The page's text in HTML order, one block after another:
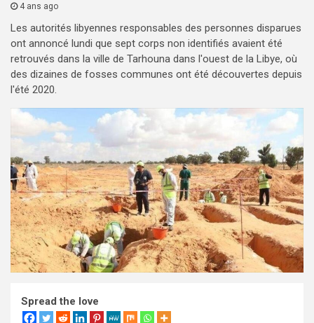
4 ans ago
Les autorités libyennes responsables des personnes disparues
ont annoncé lundi que sept corps non identifiés avaient été
retrouvés dans la ville de Tarhouna dans l'ouest de la Libye, où
des dizaines de fosses communes ont été découvertes depuis
l'été 2020.
Spread the love